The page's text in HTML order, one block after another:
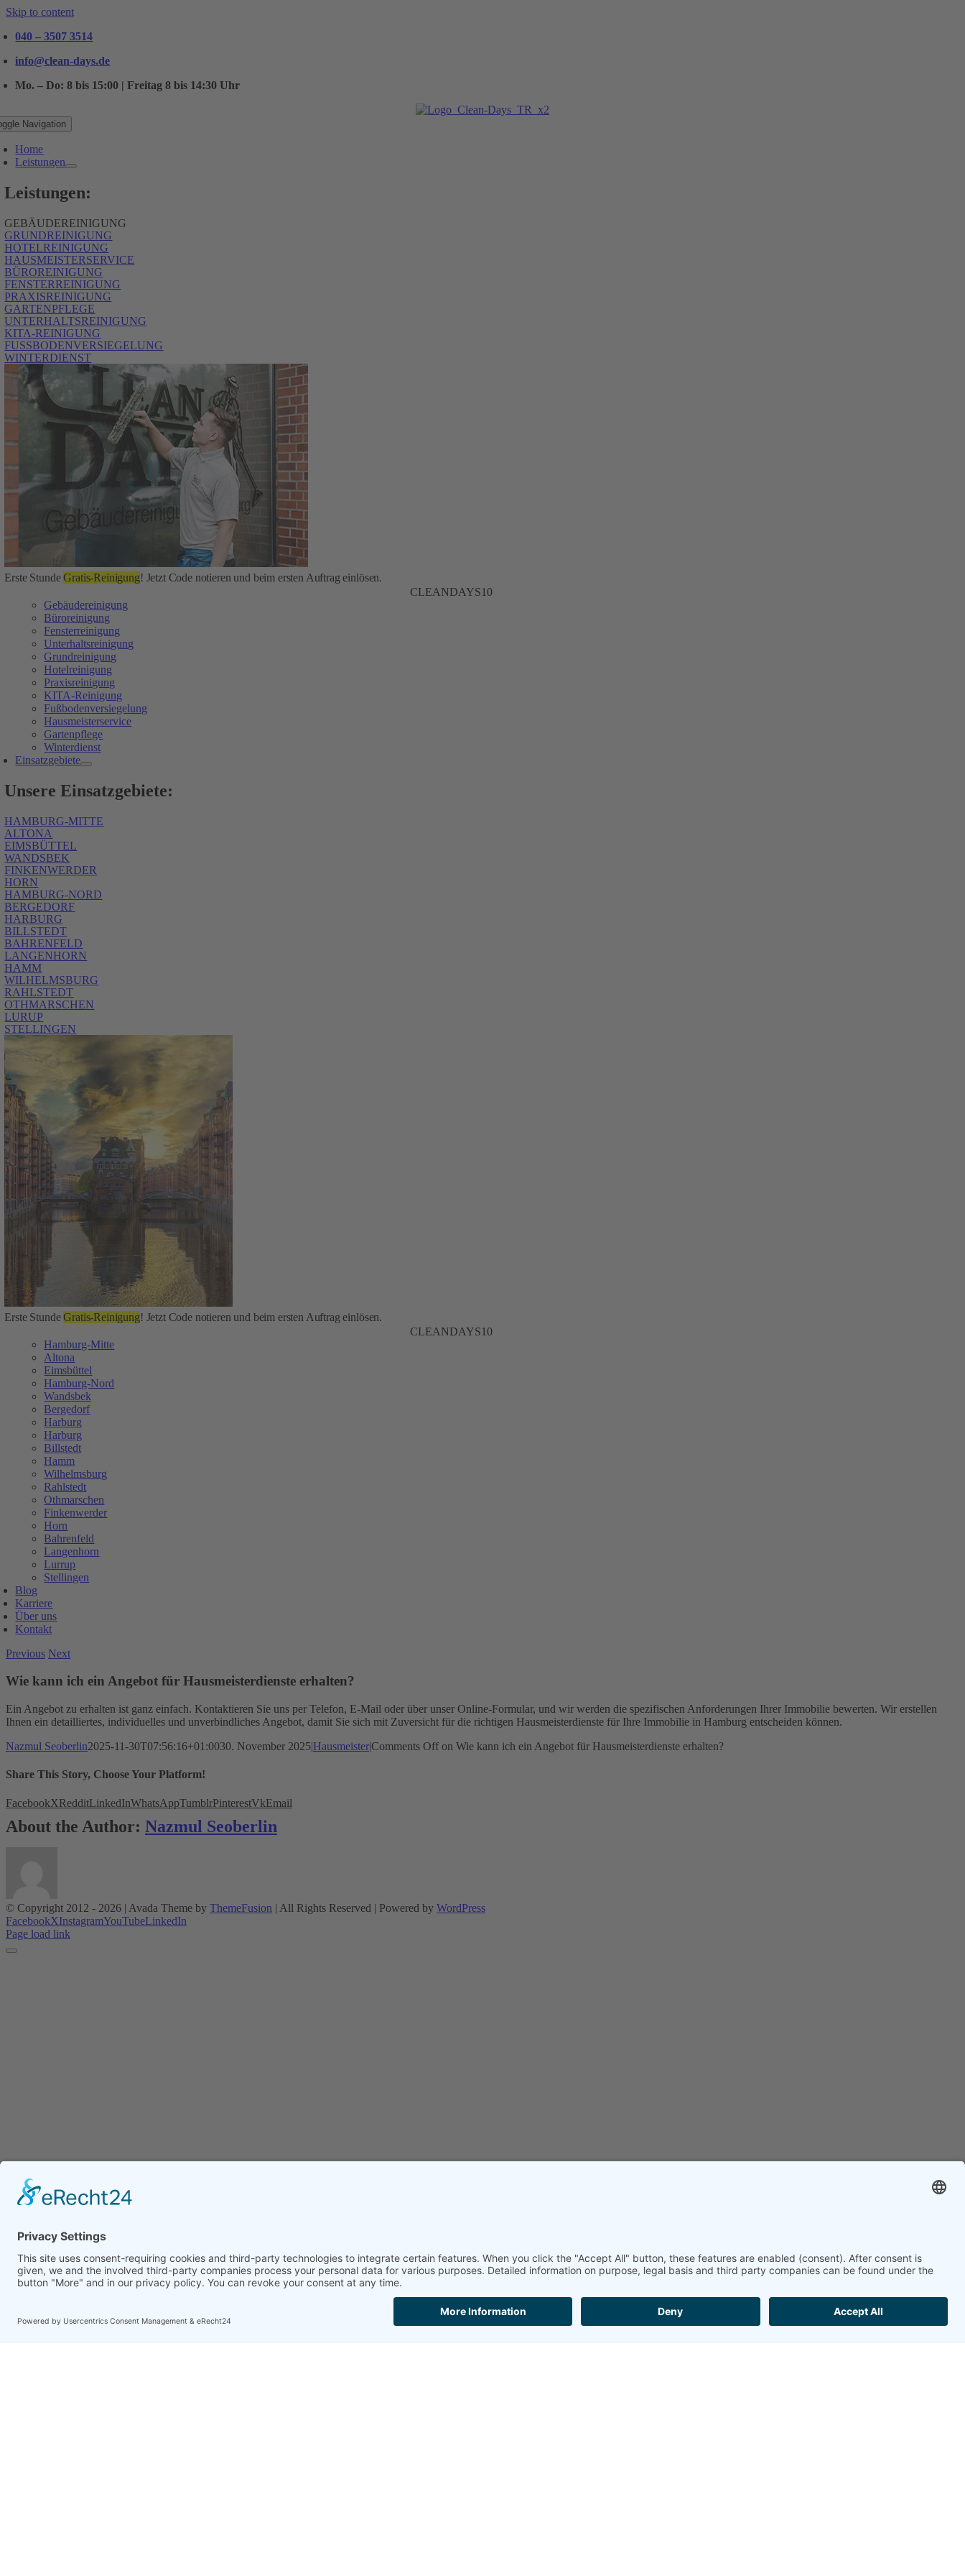
Skip to content
040 – 3507 3514
info@clean-days.de
Mo. – Do: 8 bis 15:00 | Freitag 8 bis 14:30 Uhr
Navigation
Home
Leistungen
Leistungen:
GEBÄUDEREINIGUNG
GRUNDREINIGUNG
HOTELREINIGUNG
HAUSMEISTERSERVICE
BÜROREINIGUNG
FENSTERREINIGUNG
PRAXISREINIGUNG
GARTENPFLEGE
UNTERHALTSREINIGUNG
KITA-REINIGUNG
FUSSBODENVERSIEGELUNG
WINTERDIENST
Erste StundeGratis-Reinigung! Jetzt Code notieren und beim ersten Auftrag einlösen.
CLEANDAYS10
Gebäudereinigung
Büroreinigung
Fensterreinigung
Unterhaltsreinigung
Grundreinigung
Hotelreinigung
Praxisreinigung
KITA-Reinigung
Fußbodenversiegelung
Hausmeisterservice
Gartenpflege
Winterdienst
Einsatzgebiete
Unsere Einsatzgebiete:
HAMBURG-MITTE
ALTONA
EIMSBÜTTEL
WANDSBEK
FINKENWERDER
HORN
HAMBURG-NORD
BERGEDORF
HARBURG
BILLSTEDT
BAHRENFELD
LANGENHORN
HAMM
WILHELMSBURG
RAHLSTEDT
OTHMARSCHEN
LURUP
STELLINGEN
Erste StundeGratis-Reinigung! Jetzt Code notieren und beim ersten Auftrag einlösen.
CLEANDAYS10
Hamburg-Mitte
Altona
Eimsbüttel
Hamburg-Nord
Wandsbek
Bergedorf
Harburg
Harburg
Billstedt
Hamm
Wilhelmsburg
Rahlstedt
Othmarschen
Finkenwerder
Horn
Bahrenfeld
Langenhorn
Lurrup
Stellingen
Blog
Karriere
Über uns
Kontakt
Previous Next
Wie kann ich ein Angebot für Hausmeisterdienste erhalten?
Ein Angebot zu erhalten ist ganz einfach. Kontaktieren Sie uns per Telefon, E-Mail oder über unser Online-Formular, und wir werden die spezifischen Anforderungen Ihrer Immobilie bewerten. Wir erstellen
Ihnen ein detailliertes, individuelles und unverbindliches Angebot, damit Sie sich mit Zuversicht für die richtigen Hausmeisterdienste für Ihre Immobilie in Hamburg entscheiden können.
Nazmul Seoberlin2025-11-30T07:56:16+01:0030. November 2025|Hausmeister|Comments Off on Wie kann ich ein Angebot für Hausmeisterdienste erhalten?
Share This Story, Choose Your Platform!
FacebookXRedditLinkedInWhatsAppTumblrPinterestVkEmail
About the Author: Nazmul Seoberlin
© Copyright 2012 - 2026 | Avada Theme by ThemeFusion | All Rights Reserved | Powered by WordPress
FacebookXInstagramYouTubeLinkedIn
Page load link